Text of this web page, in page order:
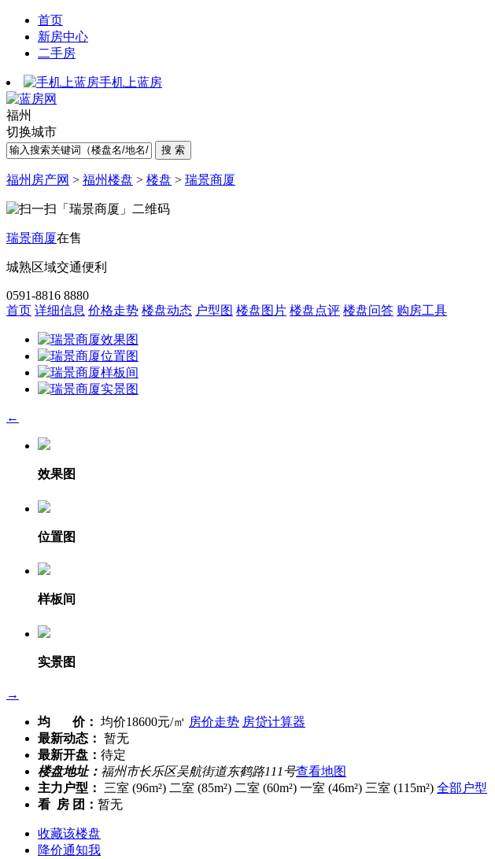
首页
新房中心
二手房
手机上蓝房
福州
切换城市
福州房产网 > 福州楼盘 > 楼盘 > 瑞景商厦
瑞景商厦在售
城熟区域交通便利
0591-8816 8880
首页 详细信息 价格走势 楼盘动态 户型图 楼盘图片 楼盘点评 楼盘问答 购房工具
←
效果图
位置图
样板间
实景图
→
均 价： 均价18600元/㎡ 房价走势 房贷计算器
最新动态： 暂无
最新开盘： 待定
楼盘地址： 福州市长乐区吴航街道东鹤路111号查看地图
主力户型：
三室 (96m²) 二室 (85m²) 二室 (60m²) 一室 (46m²) 三室 (115m²) 全部户型
看 房 团： 暂无
收藏该楼盘
降价通知我